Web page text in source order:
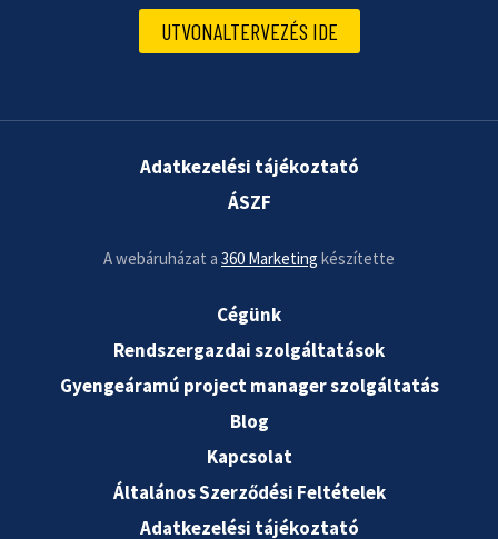
UTVONALTERVEZÉS IDE
Cégünk
Rendszergazdai szolgáltatások
Gyengeáramú project manager szolgáltatás
Blog
Kapcsolat
Általános Szerződési Feltételek
Adatkezelési tájékoztató
Adatkezelési tájékoztató
ÁSZF
A webáruházat a 360 Marketing készítette